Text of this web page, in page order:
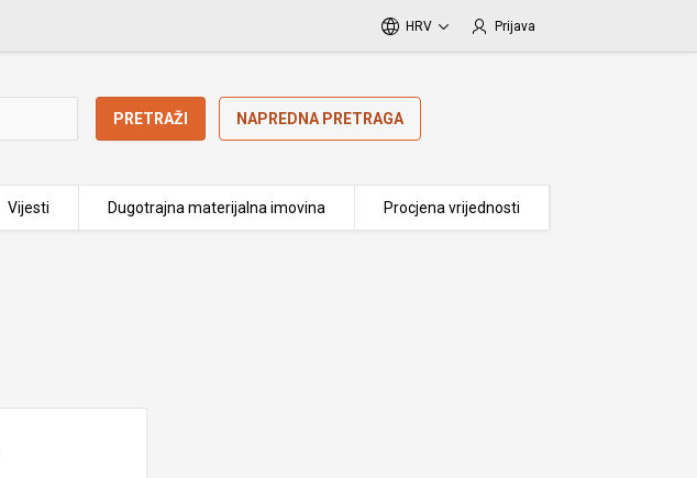
HRV Prijava
PRETRAŽI NAPREDNA PRETRAGA
Vijesti Dugotrajna materijalna imovina Procjena vrijednosti